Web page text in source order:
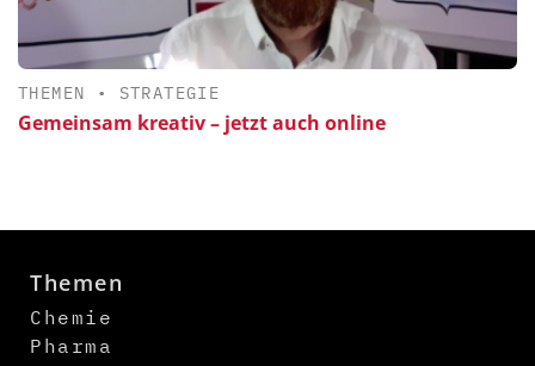
THEMEN • STRATEGIE
Gemeinsam kreativ – jetzt auch online
Themen
Chemie
Pharma